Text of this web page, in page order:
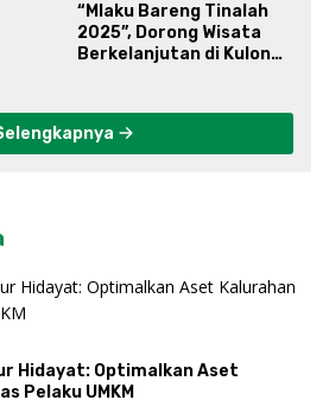
“Mlaku Bareng Tinalah
2025”, Dorong Wisata
Berkelanjutan di Kulon
Hidayat: Optimalkan Aset
Pelaku UMKM